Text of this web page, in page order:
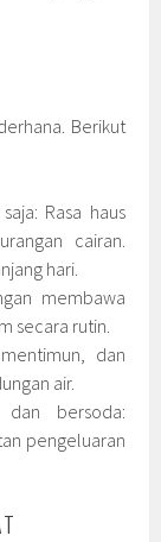
Berikut
Rasa haus
cairan.
hari.
membawa
secara rutin.
dan
air.
dan bersoda:
pengeluaran